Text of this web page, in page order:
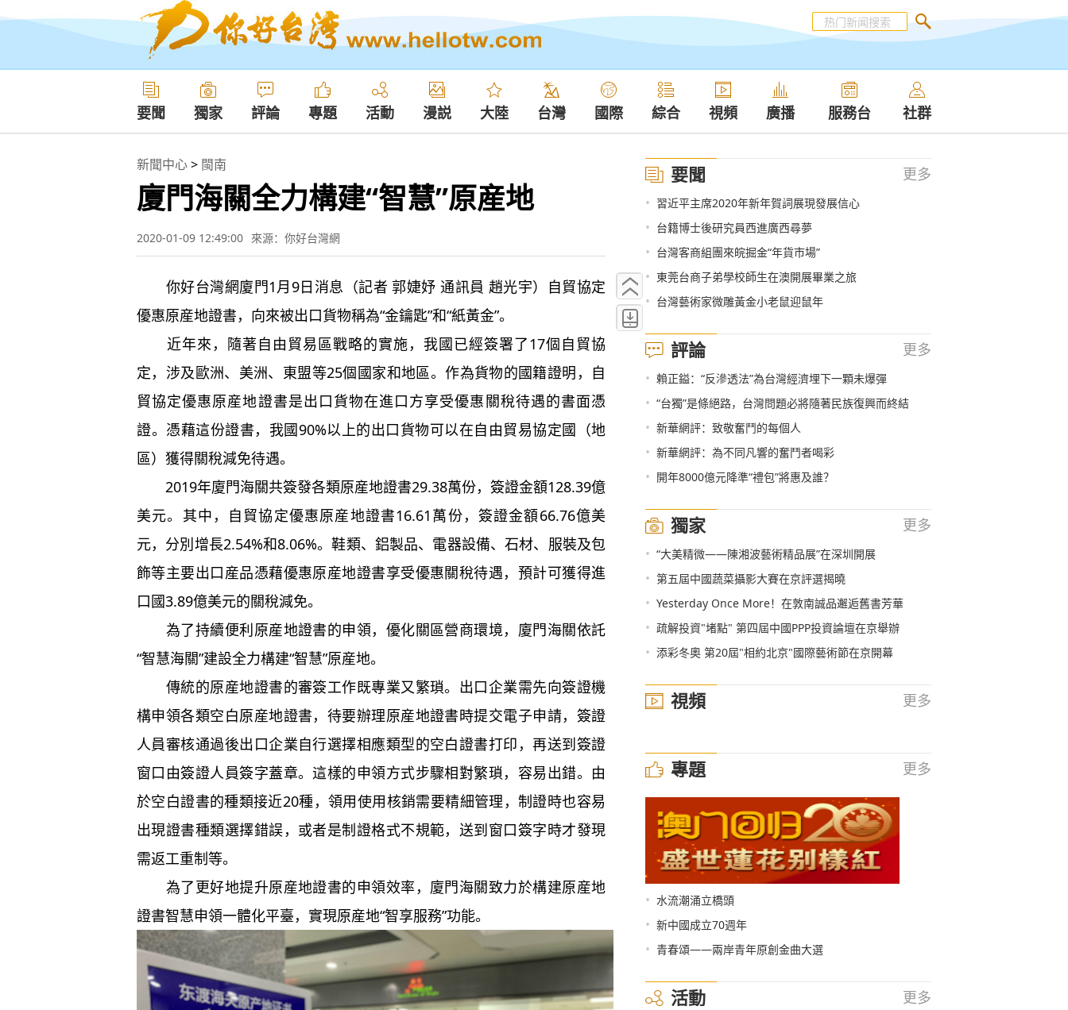
要聞 獨家 評論 專題 活動 漫説 大陸 台灣 國際 綜合 視頻 廣播 服務台 社群
新聞中心> 閩南
廈門海關全力構建“智慧”原産地
2020-01-09 12:49:00 來源：你好台灣網
你好台灣網廈門1月9日消息（記者 郭婕妤 通訊員 趙光宇）
自貿協定
優惠原産地證書，向來被出口貨物稱為“金鑰匙”和“紙黃金”。
近年來，隨著自由貿易區戰略的實施，我國已經簽署了17個自貿協
定，涉及歐洲、美洲、東盟等25個國家和地區。作為貨物的國籍證明，自
貿協定優惠原産地證書是出口貨物在進口方享受優惠關稅待遇的書面憑
證。憑藉這份證書，我國90%以上的出口貨物可以在自由貿易協定國（地
區）獲得關稅減免待遇。
2019年廈門海關共簽發各類原産地證書29.38萬份，簽證金額128.39億
美元。其中，自貿協定優惠原産地證書16.61 萬份，簽證金額66.76億美
元，分別增長2.54%和8.06%。鞋類、鋁製品、電器設備、石材、服裝及包
飾等主要出口産品憑藉優惠原産地證書享受優惠關稅待遇，預計可獲得進
口國3.89億美元的關稅減免。
為了持續便利原産地證書的申領，優化關區營商環境，廈門海關依託
“智慧海關”建設全力構建“智慧”原産地。
傳統的原産地證書的審簽工作既專業又繁瑣。出口企業需先向簽證機
構申領各類空白原産地證書，待要辦理原産地證書時提交電子申請，簽證
人員審核通過後出口企業自行選擇相應類型的空白證書打印，再送到簽證
窗口由簽證人員簽字蓋章。這樣的申領方式步驟相對繁瑣，容易出錯。由
於空白證書的種類接近20種，領用使用核銷需要精細管理，制證時也容易
出現證書種類選擇錯誤，或者是制證格式不規範，送到窗口簽字時才發現
需返工重制等。
為了更好地提升原産地證書的申領效率，廈門海關致力於構建原産地
證書智慧申領一體化平臺，實現原産地“智享服務”功能。
要聞 更多
• 習近平主席2020年新年賀詞展現發展信心
• 台籍博士後研究員西進廣西尋夢
• 台灣客商組團來皖掘金“年貨市場”
• 東莞台商子弟學校師生在澳開展畢業之旅
• 台灣藝術家微雕黃金小老鼠迎鼠年
評論 更多
• 賴正鎰：“反滲透法”為台灣經濟埋下一顆未爆彈
• “台獨”是條絕路，台灣問題必將隨著民族復興而終結
• 新華網評：致敬奮鬥的每個人
• 新華網評：為不同凡響的奮鬥者喝彩
• 開年8000億元降準“禮包”將惠及誰？
獨家 更多
• “大美精微——陳湘波藝術精品展”在深圳開展
• 第五屆中國蔬菜攝影大賽在京評選揭曉
• Yesterday Once More！在敦南誠品邂逅舊書芳華
• 疏解投資"堵點" 第四屆中國PPP投資論壇在京舉辦
• 添彩冬奧 第20屆"相約北京"國際藝術節在京開幕
視頻 更多
專題 更多
• 水流潮涌立橋頭
• 新中國成立70週年
• 青春頌——兩岸青年原創金曲大選
活動 更多